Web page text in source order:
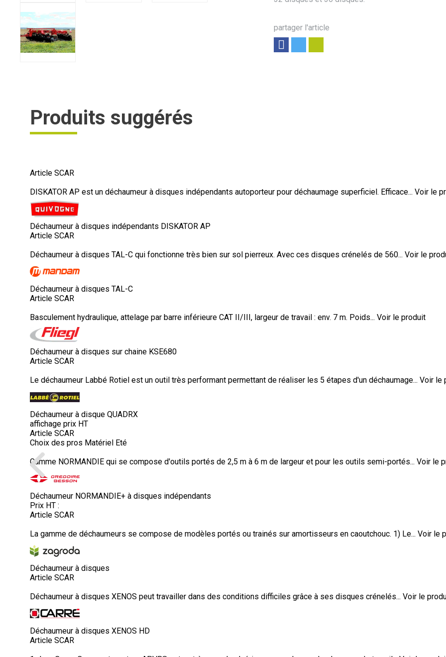
partager l'article
Produits suggérés
Article SCAR
DISKATOR AP est un déchaumeur à disques indépendants autoporteur pour déchaumage superficiel. Efficace... Voir le
Déchaumeur à disques indépendants DISKATOR AP
Article SCAR
Déchaumeur à disques TAL-C qui fonctionne très bien sur sol pierreux. Avec ces disques crénelés de 560... Voir le
Déchaumeur à disques TAL-C
Article SCAR
Basculement hydraulique, attelage par barre inférieure CAT II/III, largeur de travail : env. 7 m. Poids... Voir le produit
Déchaumeur à disques sur chaine KSE680
Article SCAR
Le déchaumeur Labbé Rotiel est un outil très performant permettant de réaliser les 5 étapes d'un déchaumage... Voir le
Déchaumeur à disque QUADRX
affichage prix HT
Article SCAR
Choix des pros Matériel Eté
Gamme NORMANDIE qui se compose d'outils portés de 2,5 m à 6 m de largeur et pour les outils semi-portés... Voir le
Déchaumeur NORMANDIE+ à disques indépendants
Prix HT :
Article SCAR
La gamme de déchaumeurs se compose de modèles portés ou trainés sur amortisseurs en caoutchouc. 1) Le... Voir le
Déchaumeur à disques
Article SCAR
Déchaumeur à disques XENOS peut travailler dans des conditions difficiles grâce à ses disques crénelés... Voir le
Déchaumeur à disques XENOS HD
Article SCAR